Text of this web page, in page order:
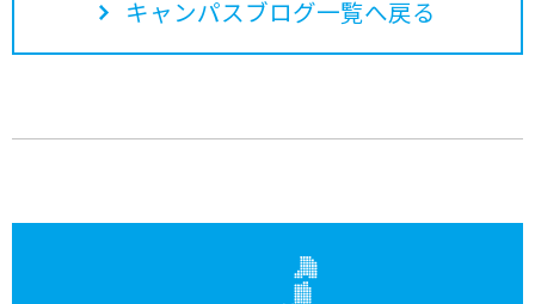
キャンパスブログ一覧へ戻る